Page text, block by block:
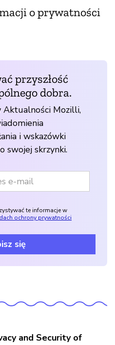
o prywatności
przyszłość
dobra.
Aktualności Mozilli,
i wskazówki
swojej skrzynki.
te informacje w
ochrony prywatności
się
and Security of